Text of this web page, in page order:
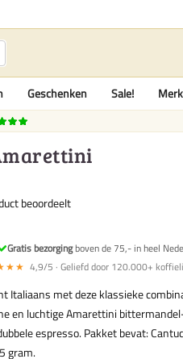
Geschenken Sale!
beoordeelt
Gratis bezorgingboven de 75,- in heel
4,9/5 · Geliefd door 120.000+
Italiaans met deze klassieke
en luchtige Amarettini
espresso. Pakket bevat:
gram.